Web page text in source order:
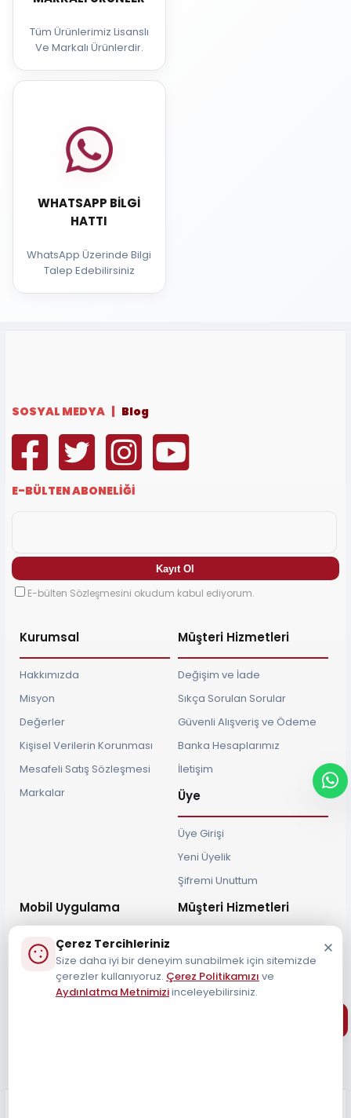
Tüm Ürünlerimiz Lisanslı
Ve Markalı Ürünlerdir.
WHATSAPP BILGI
HATTI
WhatsApp Üzerinde Bilgi
Talep Edebilirsiniz
SOSYAL MEDYA | Blog
E-BÜLTEN ABONELİĞİ
E-bülten Sözleşmesini okudum kabul ediyorum.
Kurumsal
Hakkımızda
Misyon
Değerler
Kişisel Verilerin Korunması
Mesafeli Satış Sözleşmesi
Markalar
Müşteri Hizmetleri
Değişim ve İade
Sıkça Sorulan Sorular
Güvenli Alışveriş ve Ödeme
Banka Hesaplarımız
İletişim
Üye
Üye Girişi
Yeni Üyelik
Şifremi Unuttum
Mobil Uygulama Müşteri Hizmetleri
Müşteri Destek Hattı
Çerez Tercihleriniz
Size daha iyi bir deneyim sunabilmek için sitemizde
çerezler kullanıyoruz. Çerez Politikamızı ve
Aydınlatma Metnimiziinceleyebilirsiniz.